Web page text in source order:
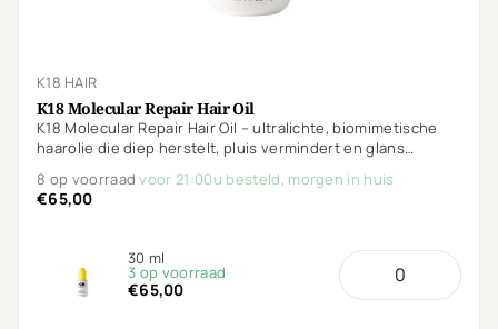
K18 HAIR
K18 Molecular Repair Hair Oil
K18 Molecular Repair Hair Oil – ultralichte, biomimetische
haarolie die diep herstelt, pluis vermindert en glans
UV.
8 op voorraadvoor 21:00u besteld, morgen in huis
€65,00
30 ml
3 op voorraad
€65,00